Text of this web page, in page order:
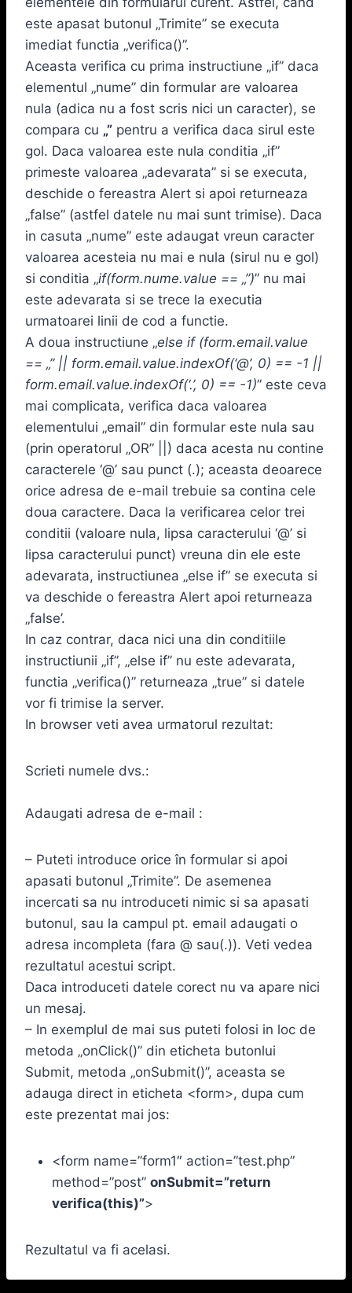
este apasat butonul „Trimite” se executa
imediat functia „verifica()”.
Aceasta verifica cu prima instructiune „if” daca
elementul „nume” din formular are valoarea
nula (adica nu a fost scris nici un caracter), se
compara cu „” pentru a verifica daca sirul este
gol. Daca valoarea este nula conditia „if”
primeste valoarea „adevarata” si se executa,
deschide o fereastra Alert si apoi returneaza
„false” (astfel datele nu mai sunt trimise). Daca
in casuta „nume” este adaugat vreun caracter
valoarea acesteia nu mai e nula (sirul nu e gol)
si conditia „if(form.nume.value == „”)” nu mai
este adevarata si se trece la executia
urmatoarei linii de cod a functie.
A doua instructiune „else if (form.email.value
== „” || form.email.value.indexOf(‘@’, 0) == -1 ||
form.email.value.indexOf(‘.’, 0) == -1)” este ceva
mai complicata, verifica daca valoarea
elementului „email” din formular este nula sau
(prin operatorul „OR” ||) daca acesta nu contine
caracterele ‘@’ sau punct (.); aceasta deoarece
orice adresa de e-mail trebuie sa contina cele
doua caractere. Daca la verificarea celor trei
conditii (valoare nula, lipsa caracterului ‘@’ si
lipsa caracterului punct) vreuna din ele este
adevarata, instructiunea „else if” se executa si
va deschide o fereastra Alert apoi returneaza
„false’.
In caz contrar, daca nici una din conditiile
instructiunii „if”, „else if” nu este adevarata,
functia „verifica()” returneaza „true” si datele
vor fi trimise la server.
In browser veti avea urmatorul rezultat:
Scrieti numele dvs.:
Adaugati adresa de e-mail :
– Puteti introduce orice în formular si apoi
apasati butonul „Trimite”. De asemenea
incercati sa nu introduceti nimic si sa apasati
butonul, sau la campul pt. email adaugati o
adresa incompleta (fara @ sau(.)). Veti vedea
rezultatul acestui script.
Daca introduceti datele corect nu va apare nici
un mesaj.
– In exemplul de mai sus puteti folosi in loc de
metoda „onClick()” din eticheta butonlui
Submit, metoda „onSubmit()”, aceasta se
adauga direct in eticheta <form>, dupa cum
este prezentat mai jos:
<form name=”form1″ action=”test.php”
method=”post” onSubmit=”return
verifica(this)”>
Rezultatul va fi acelasi.